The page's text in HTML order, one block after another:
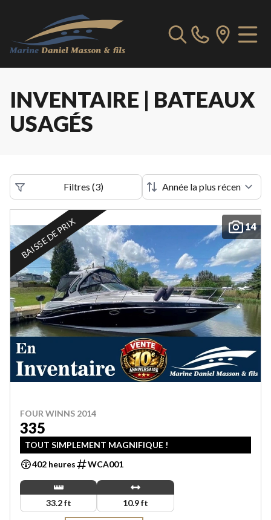
INVENTAIRE | BATEAUX
USAGÉS
Filtres (3)
14
BAISSE DE PRIX
FOUR WINNS 2014
335
TOUT SIMPLEMENT MAGNIFIQUE !
402 heures
WCA001
33.2 ft 10.9 ft